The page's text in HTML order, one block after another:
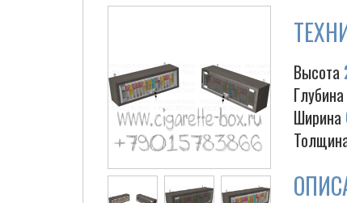
Высота
Глубина
Ширина